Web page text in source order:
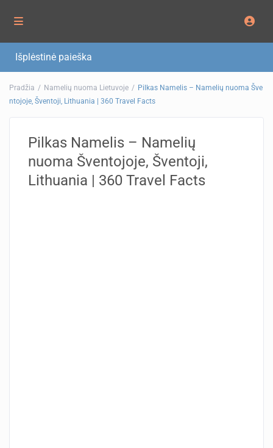
Išplėstinė paieška
Pradžia Namelių nuoma Lietuvoje
Pilkas Namelis – Namelių nuoma Šve
ntojoje, Šventoji, Lithuania | 360 Travel Facts
Pilkas Namelis – Namelių
nuoma Šventojoje, Šventoji,
Lithuania | 360 Travel Facts